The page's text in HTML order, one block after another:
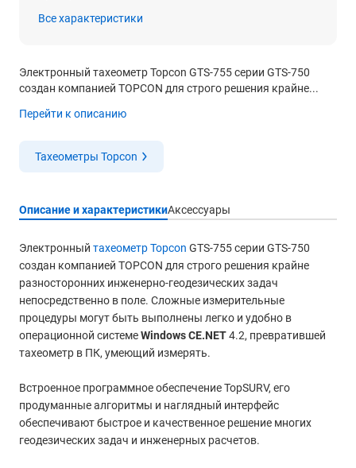
Все характеристики
Электронный тахеометр Topcon GTS-755 серии GTS-750
создан компанией TOPCON для строго решения крайне...
Перейти к описанию
Тахеометры Topcon
Описание и характеристикиАксессуары
Электронный тахеометр Topcon GTS-755 серии GTS-750
создан компанией TOPCON для строго решения крайне
разносторонних инженерно-геодезических задач
непосредственно в поле. Сложные измерительные
процедуры могут быть выполнены легко и удобно в
операционной системеWindows CE.NET4.2, превратившей
тахеометр в ПК, умеющий измерять.
Встроенное программное обеспечение TopSURV, его
продуманные алгоритмы и наглядный интерфейс
обеспечивают быстрое и качественное решение многих
геодезических задач и инженерных расчетов.